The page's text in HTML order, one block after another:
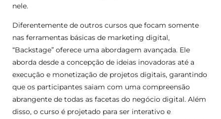
nele.
Diferentemente de outros cursos que focam somente
nas ferramentas básicas de marketing digital,
“Backstage” oferece uma abordagem avançada. Ele
aborda desde a concepção de ideias inovadoras até a
execução e monetização de projetos digitais, garantindo
que os participantes saiam com uma compreensão
abrangente de todas as facetas do negócio digital. Além
disso, o curso é projetado para ser interativo e